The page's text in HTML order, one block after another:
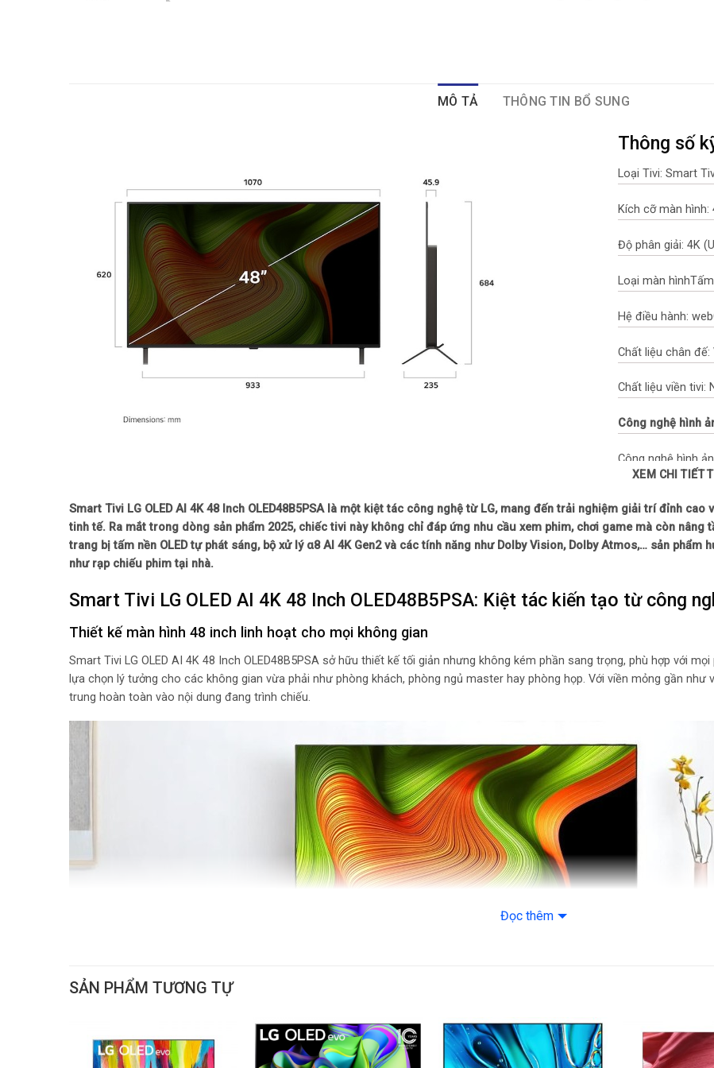
MÔ TẢ THÔNG TIN BỔ SUNG
Thông số
Loại Tivi: Smart
Kích cỡ màn hình:
Độ phân giải: 4K
Loại màn hìnhTấm
Hệ điều hành:
Chất liệu chân
Chất liệu viền tivi:
Công nghệ hình
Công nghệ hình
– Điều chỉnh độ
– HLG
– HDR10
– FilmMaker Mode
– Đồng bộ khung
– Chuyển động
– AI Picture Pro
– 4K Expression
– 10 chế độ hình
Bộ xử lý: Bộ xử lý
Tần số quét thực:
Chế độ lọc thoại:
XEM CHI TIẾT
Smart Tivi LG OLED AI 4K 48 Inch OLED48B5PSA là một kiệt tác công nghệ từ LG, mang đến trải nghiệm giải trí đỉnh
tinh tế. Ra mắt trong dòng sản phẩm 2025, chiếc tivi này không chỉ đáp ứng nhu cầu xem phim, chơi game mà còn
trang bị tấm nền OLED tự phát sáng, bộ xử lý α8 AI 4K Gen2 và các tính năng như Dolby Vision, Dolby Atmos,… sản
như rạp chiếu phim tại nhà.
Smart Tivi LG OLED AI 4K 48 Inch OLED48B5PSA: Kiệt tác kiến tạo từ công
Thiết kế màn hình 48 inch linh hoạt cho mọi không gian
Smart Tivi LG OLED AI 4K 48 Inch OLED48B5PSA sở hữu thiết kế tối giản nhưng không kém phần sang trọng, phù hợp với
lựa chọn lý tưởng cho các không gian vừa phải như phòng khách, phòng ngủ master hay phòng họp. Với viền mỏng gần
trung hoàn toàn vào nội dung đang trình chiếu.
Đọc thêm
SẢN PHẨM TƯƠNG TỰ